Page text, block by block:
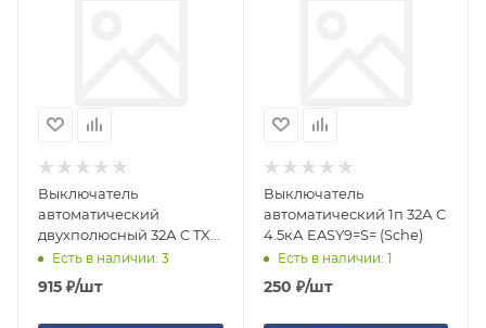
Выключатель
автоматический
двухполюсный 32А C TX3
6кА/10кА
Есть в наличии: 3
915 ₽/шт
Выключатель
автоматический 1п 32А C
4.5кА EASY9=S= (Sche)
Есть в наличии: 1
250 ₽/шт